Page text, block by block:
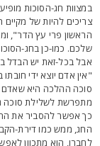
חג-הסוכות
להיות של מקיים
פרי עץ הדר",
כמו-כן בחג-הסוכות
בכל-זאת יש הבדל
אדם יוצא ידי חובתו
ההלכה היא שאדם
לשלילת סוכה
אפשר להסביר את
ממש כמו דירת-הקבע
הוא מתכוון